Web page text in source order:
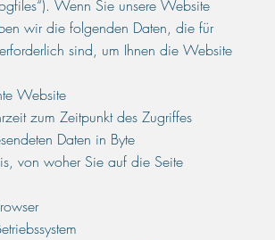
Wenn Sie unsere Website
wir die folgenden Daten, die für
sind, um Ihnen die Website
Website
zum Zeitpunkt des Zugriffes
Daten in Byte
von woher Sie auf die Seite